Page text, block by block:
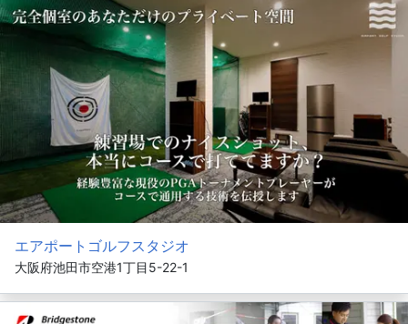
エアポートゴルフスタジオ
大阪府池田市空港1丁目5-22-1